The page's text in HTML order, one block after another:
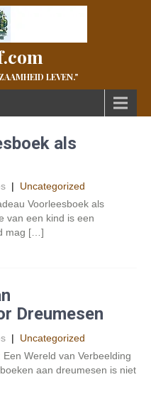
LEVEN."
als
| Uncategorized
Voorleesboek als
van een kind is een
mag […]
Dreumesen
| Uncategorized
Wereld van Verbeelding
aan dreumesen is niet